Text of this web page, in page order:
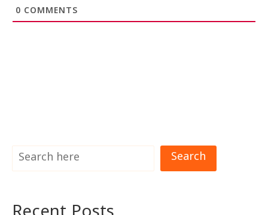
0 COMMENTS
Search